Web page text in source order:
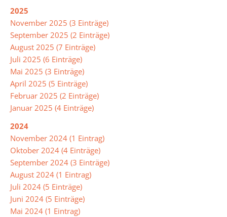
Vertrauenslehrer/in
Förderverein
So
arbeiten
wir
Leitbild
Integrierte
Gesamtschule
Abschlüsse
2025
November 2025 (3 Einträge)
September 2025 (2 Einträge)
August 2025 (7 Einträge)
Juli 2025 (6 Einträge)
Mai 2025 (3 Einträge)
April 2025 (5 Einträge)
Februar 2025 (2 Einträge)
Januar 2025 (4 Einträge)
2024
November 2024 (1 Eintrag)
Oktober 2024 (4 Einträge)
September 2024 (3 Einträge)
August 2024 (1 Eintrag)
Juli 2024 (5 Einträge)
Juni 2024 (5 Einträge)
Mai 2024 (1 Eintrag)